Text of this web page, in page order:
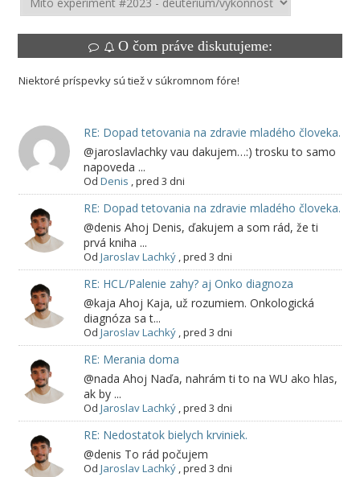
O čom práve diskutujeme:
Niektoré príspevky sú tiež v súkromnom fóre!
RE: Dopad tetovania na zdravie mladého človeka.
@jaroslavlachky vau dakujem…:) trosku to samo
napoveda ...
Od Denis ,pred 3 dni
RE: Dopad tetovania na zdravie mladého človeka.
@denis Ahoj Denis, ďakujem a som rád, že ti
prvá kniha ...
Od Jaroslav Lachký,pred 3 dni
RE: HCL/Palenie zahy? aj Onko diagnoza
@kaja Ahoj Kaja, už rozumiem. Onkologická
diagnóza sa t...
Od Jaroslav Lachký,pred 3 dni
RE: Merania doma
@nada Ahoj Naďa, nahrám ti to na WU ako hlas,
ak by ...
Od Jaroslav Lachký,pred 3 dni
RE: Nedostatok bielych krviniek.
@denis To rád počujem
Od Jaroslav Lachký,pred 3 dni